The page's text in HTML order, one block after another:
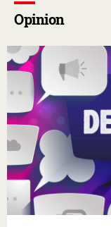
Opinion